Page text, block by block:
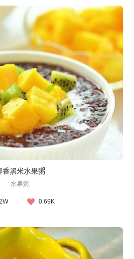
香黑米水果粥
水果粥
0.69K